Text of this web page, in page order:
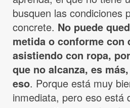
busquen las condiciones
concrete. No puede
metida o conforme con
asistiendo con ropa,
que no alcanza, es
eso. Porque está muy
inmediata, pero eso está